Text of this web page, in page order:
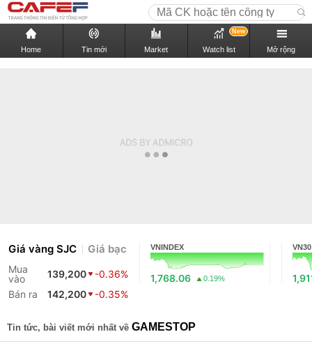
Home Tin mới Market Watch list
New
Mở rộng
Giá vàng SJC Giá bạc
Mua
vào
139,200
-0.36%
Bán ra
142,200 -0.35%
VNINDEX
1,768.06 0.19%
VN30
Tin tức, bài viết mới nhất về GAMESTOP